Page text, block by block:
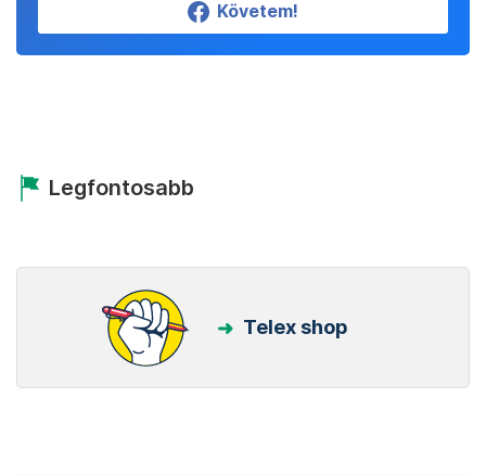
Követem!
Legfontosabb
Telex shop